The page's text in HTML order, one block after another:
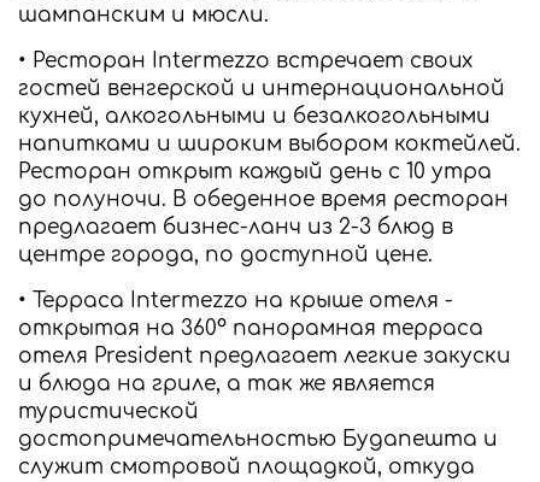
шампанским и мюсли.
• Ресторан Intermezzo встречает своих
гостей венгерской и интернациональной
кухней, алкогольными и безалкогольными
напитками и широким выбором коктейлей.
Ресторан открыт каждый день с 10 утра
до полуночи. В обеденное время ресторан
предлагает бизнес-ланч из 2-3 блюд в
центре города, по доступной цене.
• Терраса Intermezzo на крыше отеля -
открытая на 360° панорамная терраса
отеля President предлагает легкие закуски
и блюда на гриле, а так же является
туристической
достопримечательностью Будапешта и
служит смотровой площадкой, откуда